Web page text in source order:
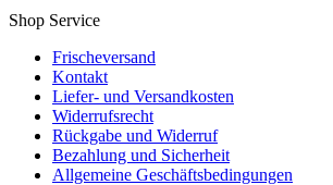
Shop Service
Frischeversand
Kontakt
Liefer- und Versandkosten
Widerrufsrecht
Rückgabe und Widerruf
Bezahlung und Sicherheit
Allgemeine Geschäftsbedingungen